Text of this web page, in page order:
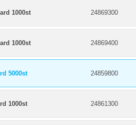
1000st 24869300
1000st 24869400
5000st 24859800
1000st 24861300